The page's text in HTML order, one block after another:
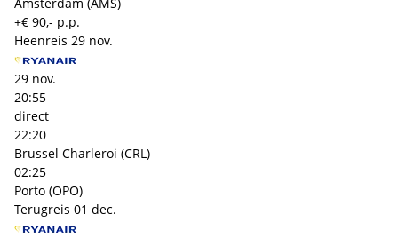
+€ 90,- p.p.
Heenreis 29 nov.
29 nov.
20:55
direct
22:20
Brussel Charleroi (CRL)
02:25
Porto (OPO)
Terugreis 01 dec.